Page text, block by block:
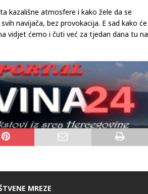
kazališne atmosfere i kako žele da se
navijača, bez provokacija. E sad kako će
vidjet ćemo i čuti već za tjedan dana tu na
MREZE